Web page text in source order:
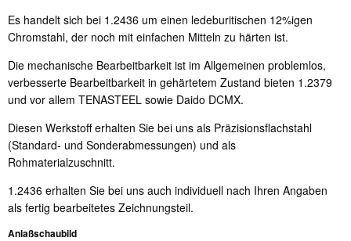
Es handelt sich bei 1.2436 um einen ledeburitischen 12%igen
Chromstahl, der noch mit einfachen Mitteln zu härten ist.
Die mechanische Bearbeitbarkeit ist im Allgemeinen problemlos,
verbesserte Bearbeitbarkeit in gehärtetem Zustand bieten 1.2379
und vor allem TENASTEEL sowie Daido DCMX.
Diesen Werkstoff erhalten Sie bei uns als Präzisionsflachstahl
(Standard- und Sonderabmessungen) und als
Rohmaterialzuschnitt.
1.2436 erhalten Sie bei uns auch individuell nach Ihren Angaben
als fertig bearbeitetes Zeichnungsteil.
Anlaßschaubild